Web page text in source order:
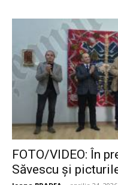
FOTO/VIDEO: În
Săvescu și